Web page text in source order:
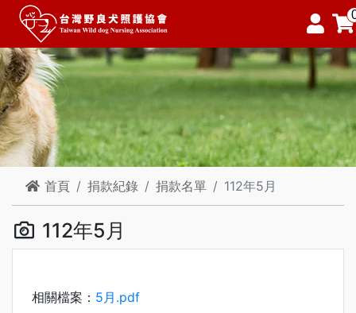
首頁 捐款紀錄 捐款名單 112年5月
112年5月
相關檔案： 5月.pdf